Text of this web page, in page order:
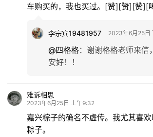
车购买的，我也买过。[赞][赞][赞][
李宗宾19481957 2023年6月25日
@四格格： 谢谢格格老师来信
安好！！
难诉相思
2023年6月25日 上午9:32
嘉兴粽子的确名不虚传。我尤其喜
粽子。